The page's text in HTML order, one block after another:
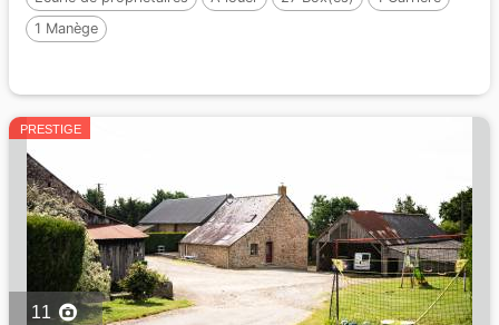
1 Manège
PRESTIGE
11